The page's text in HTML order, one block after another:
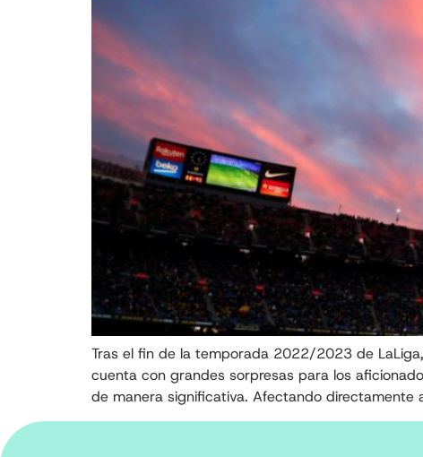
Tras el fin de la temporada 2022/2023 de
cuenta con grandes sorpresas para los
de manera significativa. Afectando directamente